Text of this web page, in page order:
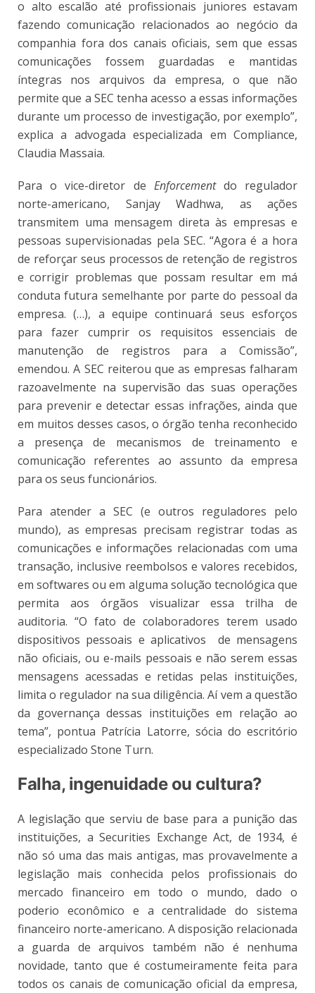
o alto escalão até profissionais juniores estavam
fazendo comunicação relacionados ao negócio da
companhia fora dos canais oficiais, sem que essas
comunicações fossem guardadas e mantidas
íntegras nos arquivos da empresa, o que não
permite que a SEC tenha acesso a essas informações
durante um processo de investigação, por exemplo”,
explica a advogada especializada em Compliance,
Claudia Massaia.
Para o vice-diretor de Enforcement do regulador
norte-americano, Sanjay Wadhwa, as ações
transmitem uma mensagem direta às empresas e
pessoas supervisionadas pela SEC. “Agora é a hora
de reforçar seus processos de retenção de registros
e corrigir problemas que possam resultar em má
conduta futura semelhante por parte do pessoal da
empresa. (…), a equipe continuará seus esforços
para fazer cumprir os requisitos essenciais de
manutenção de registros para a Comissão”,
emendou. A SEC reiterou que as empresas falharam
razoavelmente na supervisão das suas operações
para prevenir e detectar essas infrações, ainda que
em muitos desses casos, o órgão tenha reconhecido
a presença de mecanismos de treinamento e
comunicação referentes ao assunto da empresa
para os seus funcionários.
Para atender a SEC (e outros reguladores pelo
mundo), as empresas precisam registrar todas as
comunicações e informações relacionadas com uma
transação, inclusive reembolsos e valores recebidos,
em softwares ou em alguma solução tecnológica que
permita aos órgãos visualizar essa trilha de
auditoria. “O fato de colaboradores terem usado
dispositivos pessoais e aplicativos de mensagens
não oficiais, ou e-mails pessoais e não serem essas
mensagens acessadas e retidas pelas instituições,
limita o regulador na sua diligência. Aí vem a questão
da governança dessas instituições em relação ao
tema”, pontua Patrícia Latorre, sócia do escritório
especializado Stone Turn.
Falha, ingenuidade ou cultura?
A legislação que serviu de base para a punição das
instituições, a Securities Exchange Act, de 1934, é
não só uma das mais antigas, mas provavelmente a
legislação mais conhecida pelos profissionais do
mercado financeiro em todo o mundo, dado o
poderio econômico e a centralidade do sistema
financeiro norte-americano. A disposição relacionada
a guarda de arquivos também não é nenhuma
novidade, tanto que é costumeiramente feita para
todos os canais de comunicação oficial da empresa,